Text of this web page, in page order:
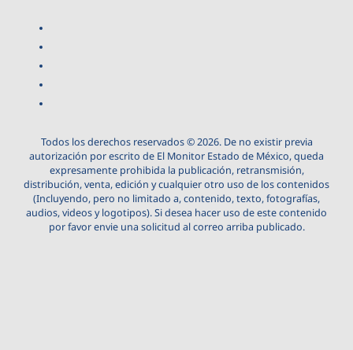
Todos los derechos reservados © 2026. De no existir previa
autorización por escrito de El Monitor Estado de México, queda
expresamente prohibida la publicación, retransmisión,
distribución, venta, edición y cualquier otro uso de los contenidos
(Incluyendo, pero no limitado a, contenido, texto, fotografías,
audios, videos y logotipos). Si desea hacer uso de este contenido
por favor envie una solicitud al correo arriba publicado.